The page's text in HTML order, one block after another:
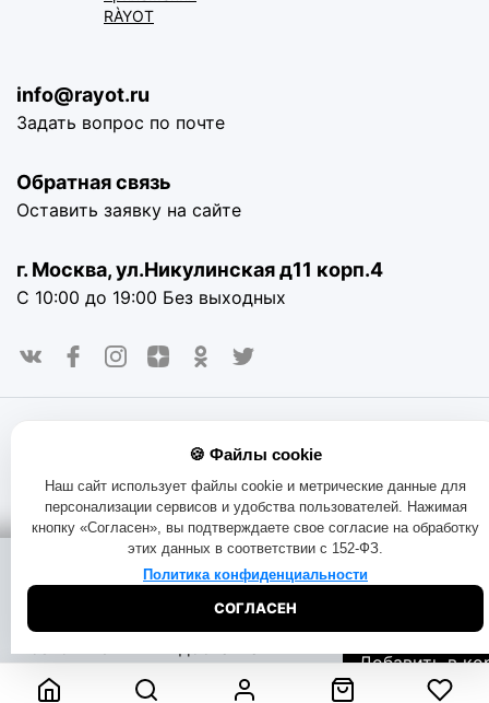
покупке:
Начать чат
8-800-333-51-
Доставка:
Узнать дату
Добавить в
RÀYOT
info@rayot.ru
Задать вопрос по почте
Обратная связь
Оставить заявку на сайте
г. Москва, ул.Никулинская д11 корп.4
С 10:00 до 19:00 Без выходных
использует куки-файлы и другие технологии, чтобы помочь
вам в навигации, а также предоставить лучший
пользовательский опыт, анализировать использование
наших продуктов и услуг, повысить качество рекламных и
маркетинговых активностей. Если Вы не хотите, чтобы
Ваши пользовательские данные обрабатывались,
пожалуйста, ограничьте их использование в своём
браузере.
Договор оферта
Обмен и возврат товара
🍪 Файлы cookie
Наш сайт использует файлы cookie и метрические данные для
персонализации сервисов и удобства пользователей. Нажимая
кнопку «Согласен», вы подтверждаете свое согласие на обработку
этих данных в соответствии с 152-ФЗ.
Политика конфиденциальности
СОГЛАСЕН